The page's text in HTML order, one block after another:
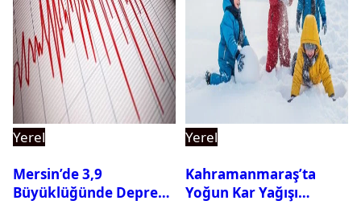
Yerel
Mersin’de 3,9
Büyüklüğünde Deprem
Yerel
Kahramanmaraş’ta
Yoğun Kar Yağışı